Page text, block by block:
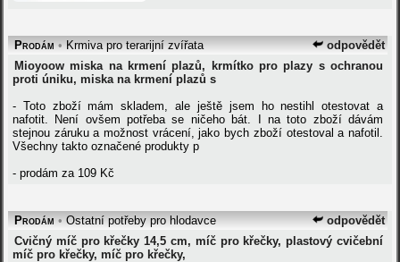
odpovědět
Prodám •Krmiva pro terarijní zvířata
Mioyoow miska na krmení plazů, krmítko pro plazy s ochranou
proti úniku, miska na krmení plazů s
- Toto zboží mám skladem, ale ještě jsem ho nestihl otestovat a
nafotit. Není ovšem potřeba se ničeho bát. I na toto zboží dávám
stejnou záruku a možnost vrácení, jako bych zboží otestoval a nafotil.
Všechny takto označené produkty p
- prodám za 109 Kč
odpovědět
Prodám •Ostatní potřeby pro hlodavce
Cvičný míč pro křečky 14,5 cm, míč pro křečky, plastový cvičební
míč pro křečky, míč pro křečky,